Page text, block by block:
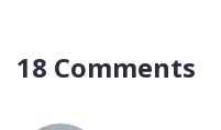
18 Comments